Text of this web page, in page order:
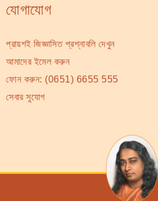
যোগাযোগ
প্রায়শই জিজ্ঞাসিত প্রশ্নাবলি দেখুন
আমাদের ইমেল করুন
ফোন করুন: (0651) 6655 555
সেবার সুযোগ